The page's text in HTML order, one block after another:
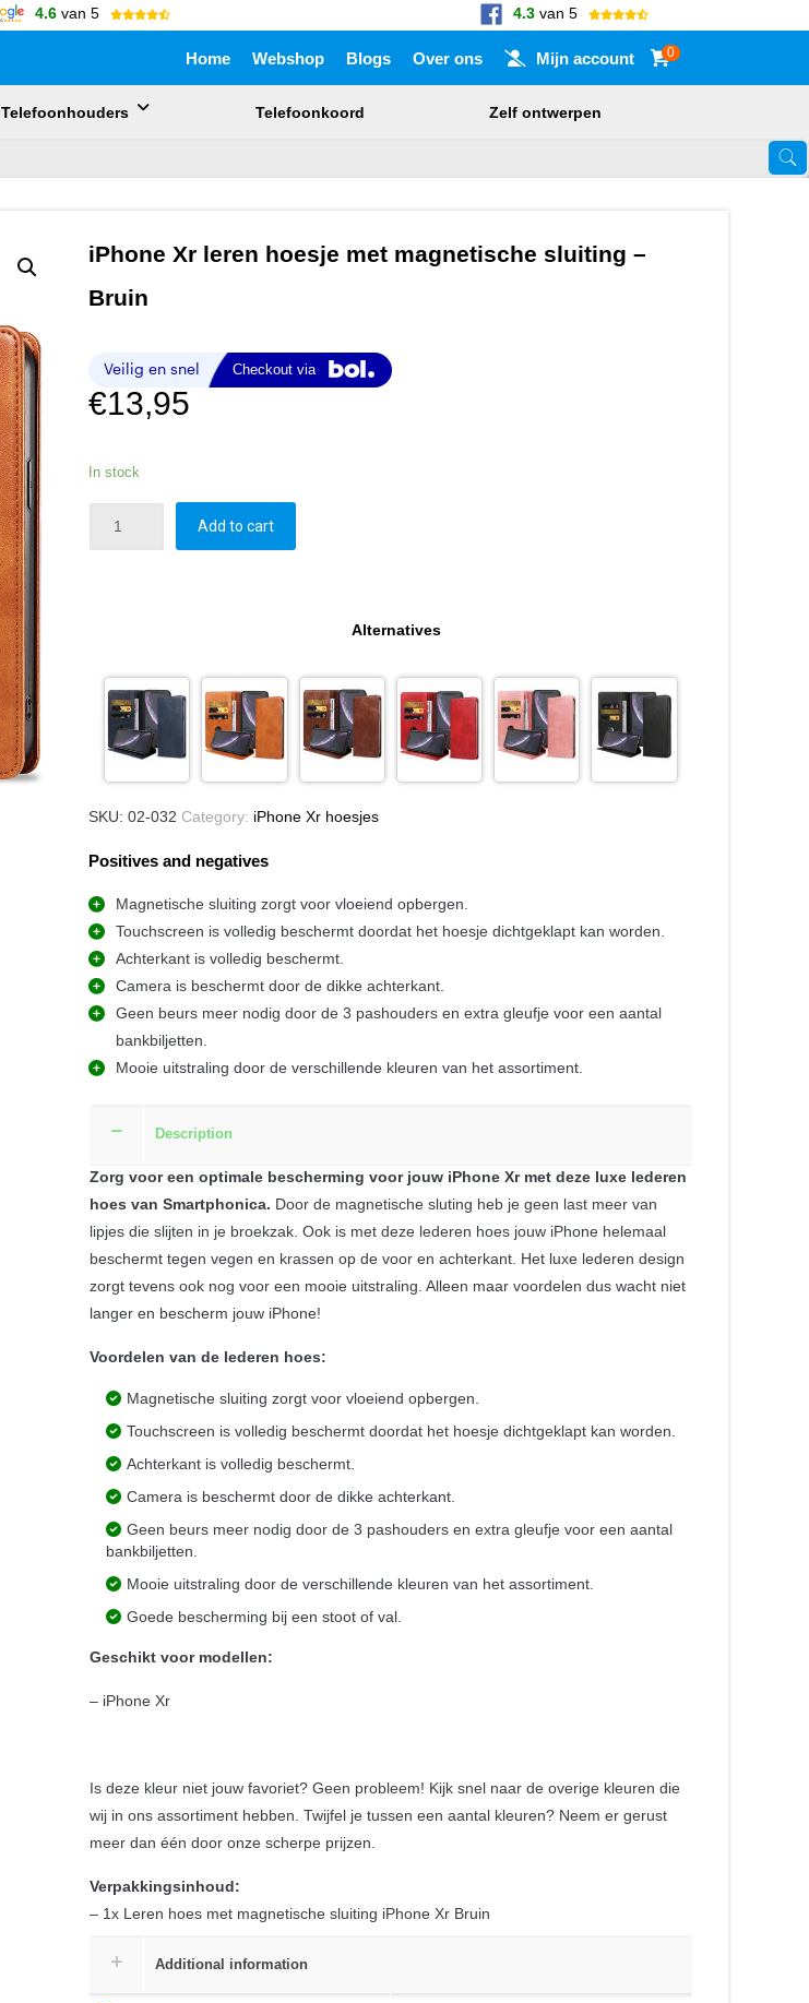
4.6 van 5 4.3 van 5
Home Webshop Blogs Over ons Mijn account 0
Telefoonhouders Telefoonkoord Zelf ontwerpen
iPhone Xr leren hoesje met magnetische sluiting –
Bruin
€13,95
In stock
Add to cart
Alternatives
SKU: 02-032 Category: iPhone Xr hoesjes
Positives and negatives
Magnetische sluiting zorgt voor vloeiend opbergen.
Touchscreen is volledig beschermt doordat het hoesje dichtgeklapt kan worden.
Achterkant is volledig beschermt.
Camera is beschermt door de dikke achterkant.
Geen beurs meer nodig door de 3 pashouders en extra gleufje voor een aantal
bankbiljetten.
Mooie uitstraling door de verschillende kleuren van het assortiment.
Description
Zorg voor een optimale bescherming voor jouw iPhone Xr met deze luxe lederen
hoes van Smartphonica. Door de magnetische sluting heb je geen last meer van
lipjes die slijten in je broekzak. Ook is met deze lederen hoes jouw iPhone helemaal
beschermt tegen vegen en krassen op de voor en achterkant. Het luxe lederen design
zorgt tevens ook nog voor een mooie uitstraling. Alleen maar voordelen dus wacht niet
langer en bescherm jouw iPhone!
Voordelen van de lederen hoes:
Magnetische sluiting zorgt voor vloeiend opbergen.
Touchscreen is volledig beschermt doordat het hoesje dichtgeklapt kan worden.
Achterkant is volledig beschermt.
Camera is beschermt door de dikke achterkant.
Geen beurs meer nodig door de 3 pashouders en extra gleufje voor een aantal
bankbiljetten.
Mooie uitstraling door de verschillende kleuren van het assortiment.
Goede bescherming bij een stoot of val.
Geschikt voor modellen:
– iPhone Xr
Is deze kleur niet jouw favoriet? Geen probleem! Kijk snel naar de overige kleuren die
wij in ons assortiment hebben. Twijfel je tussen een aantal kleuren? Neem er gerust
meer dan één door onze scherpe prijzen.
Verpakkingsinhoud:
– 1x Leren hoes met magnetische sluiting iPhone Xr Bruin
Additional information